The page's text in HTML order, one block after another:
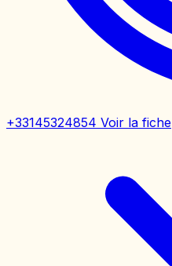
+33145324854 Voir la fiche